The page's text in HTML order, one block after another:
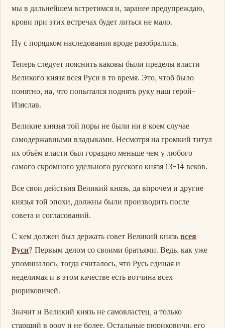
мы в дальнейшем встретимся и, заранее предупреждаю,
крови при этих встречах будет литься не мало.
Ну с порядком наследования вроде разобрались.
Теперь следует пояснить каковы были пределы власти
Великого князя всея Руси в то время. Это, чтоб было
понятно, на, что попытался поднять руку наш герой-
Изяслав.
Великие князья той поры не были ни в коем случае
самодержавными владыками. Несмотря на громкий титул
их объём власти был гораздно меньше чем у любого
самого скромного удельного русского князя 13-14 веков.
Все свои действия Великий князь, да впрочем и другие
князья той эпохи, должны были производить после
совета и согласований.
С кем должен был держать совет Великий князьвсея
Руси? Первым делом со своими братьями. Ведь, как уже
упоминалось, тогда считалось, что Русь единая и
неделимая и в этом качестве есть вотчина всех
рюриковичей.
Значит и Великий князь не самовластец, а только
старший в роду и не более. Остальные рюриковичи, его